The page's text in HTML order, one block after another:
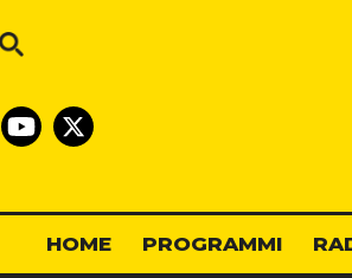
HOME PROGRAMMI